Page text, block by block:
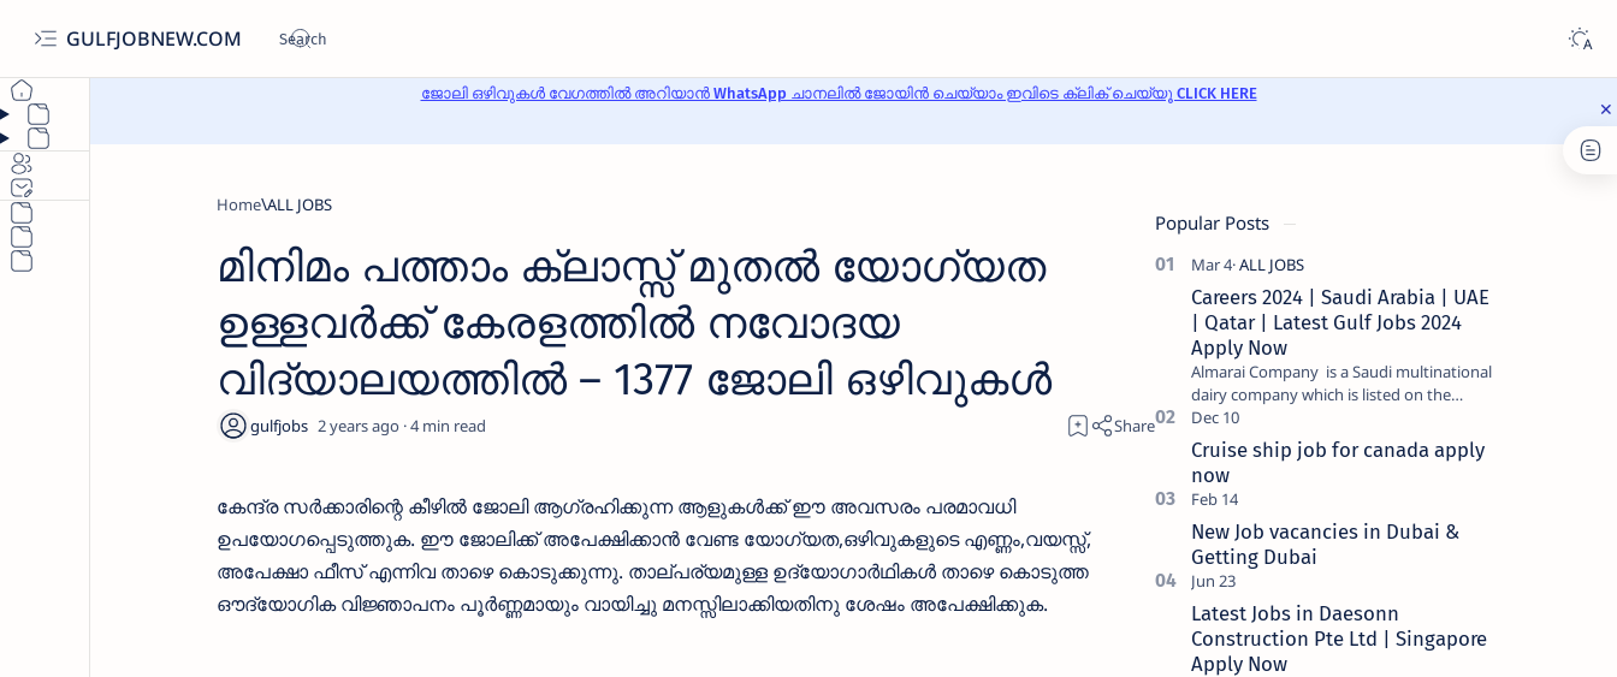
GULFJOBNEW.COM
ജോലി ഒഴിവുകൾ വേഗത്തിൽ അറിയാൻ WhatsApp ചാനലിൽ ജോയിൻ ചെയ്യാം ഇവിടെ ക്ലിക് ചെയ്യൂ CLICK HERE
Home ALL JOBS
മിനിമം പത്താം ക്ലാസ്സ്‌ മുതല്‍ യോഗ്യത
ഉള്ളവർക്ക് കേരളത്തില്‍ നവോദയ
വിദ്യാലയത്തില്‍ – 1377 ജോലി ഒഴിവുകള്‍
2 years ago 4
കേന്ദ്ര സർക്കാരിന്റെ കീഴിൽ ജോലി ആഗ്രഹിക്കുന്ന ആളുകള്‍ക്ക് ഈ അവസരം പരമാവധി
ഉപയോഗപ്പെടുത്തുക. ഈ ജോലിക്ക് അപേക്ഷിക്കാന്‍ വേണ്ട യോഗ്യത,ഒഴിവുകളുടെ എണ്ണം,വയസ്സ്,
അപേക്ഷാ ഫീസ്‌ എന്നിവ താഴെ കൊടുക്കുന്നു. താല്പര്യമുള്ള ഉദ്യോഗാര്‍ഥികള്‍ താഴെ കൊടുത്ത
ഔദ്യോഗിക വിജ്ഞാപനം പൂര്‍ണ്ണമായും വായിച്ചു മനസ്സിലാക്കിയതിനു ശേഷം അപേക്ഷിക്കുക.
Popular Posts
Careers 2024 | Saudi Arabia | UAE
| Qatar | Latest Gulf Jobs 2024
Apply Now
Almarai Company is a Saudi multinational
dairy company which is listed on the
Tadawul stock exchange. It specializes in
food and bevera…
Cruise ship job for canada apply
now
New Job vacancies in Dubai &
Getting Dubai
Latest Jobs in Daesonn
Construction Pte Ltd | Singapore
Apply Now